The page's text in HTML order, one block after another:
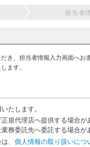
担当者
き、担当者情報入力画面へお
ます。
たします。
規代理店へ提供する場合が
務委託先へ委託する場合が
、 個人情報の取り扱いにつ